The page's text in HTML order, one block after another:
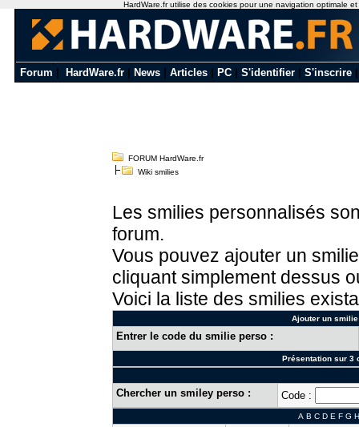
Forum HardWare.fr News Articles PC S'identifier S'inscrire
FORUM HardWare.fr
Wiki smilies
Les smilies personnalisés
forum.
Vous pouvez ajouter un
cliquant simplement dessus
Voici la liste des smilies
Ajouter un
Entrer le code du smilie perso :
Présentation sur 3
Chercher un smiley perso : Code :
A B C D E F G H
HardWare.fr utilise des cookies pour une navigation optimale